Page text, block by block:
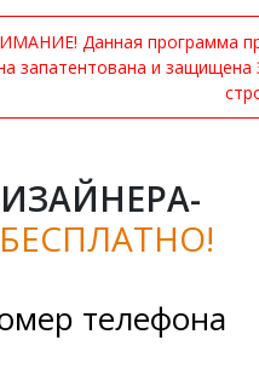
Данная программа
запатентована и
БЕСПЛАТНО!
телефона